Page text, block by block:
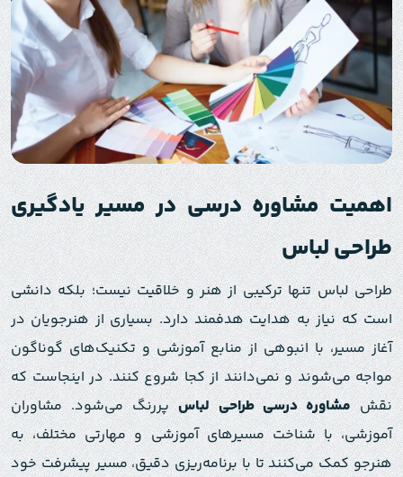
اهمیت مشاوره درسی در مسیر یادگیری
طراحی لباس
طراحی لباس تنها ترکیبی از هنر و خلاقیت نیست؛ بلکه دانشی
است که نیاز به هدایت هدفمند دارد. بسیاری از هنرجویان در
آغاز مسیر، با انبوهی از منابع آموزشی و تکنیک‌های گوناگون
مواجه می‌شوند و نمی‌دانند از کجا شروع کنند. در اینجاست که
نقشمشاوره درسی طراحی لباسپررنگ می‌شود. مشاوران
آموزشی، با شناخت مسیرهای آموزشی و مهارتی مختلف، به
هنرجو کمک می‌کنند تا با برنامه‌ریزی دقیق، مسیر پیشرفت خود